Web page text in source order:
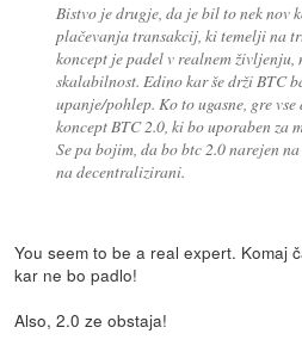
Bistvo je drugje, da je bil to nek nov
plačevanja transakcij, ki temelji na
koncept je padel v realnem
skalabilnost. Edino kar še drži BTC
upanje/pohlep. Ko to ugasne, gre
koncept BTC 2.0, ki bo uporaben za
Se pa bojim, da bo btc 2.0 narejen
na decentralizirani.
You seem to be a real expert. Komaj
kar ne bo padlo!
Also, 2.0 ze obstaja!